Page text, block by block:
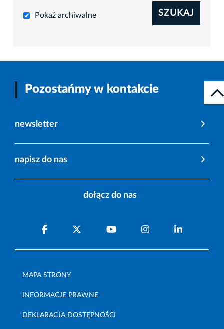
Pokaż archiwalne SZUKAJ
Pozostańmy w kontakcie
newsletter
napisz do nas
dołącz do nas
MAPA STRONY
INFORMACJE PRAWNE
DEKLARACJA DOSTĘPNOŚCI